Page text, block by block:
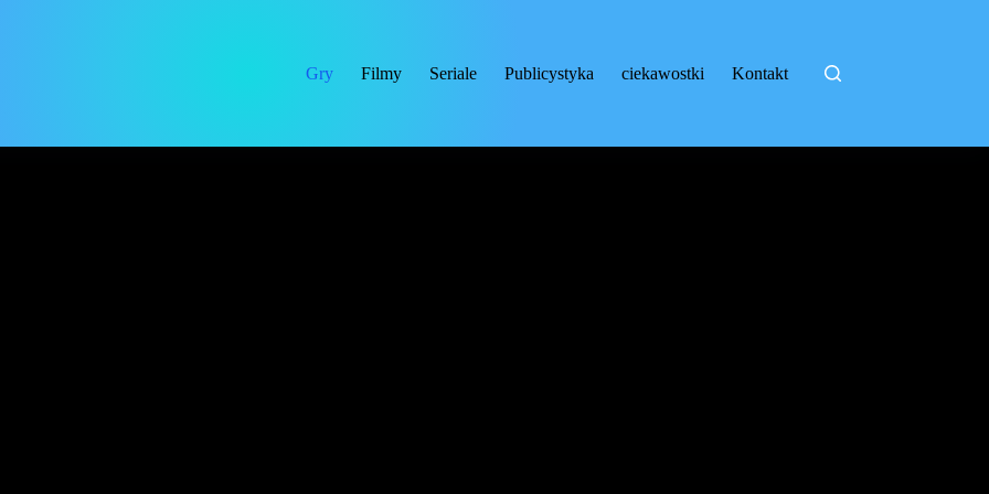
Gry
Filmy Seriale Publicystyka ciekawostki Kontakt